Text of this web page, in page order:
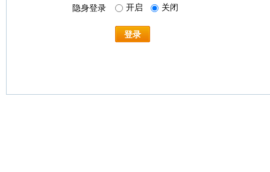
隐身登录 开启 关闭
登录